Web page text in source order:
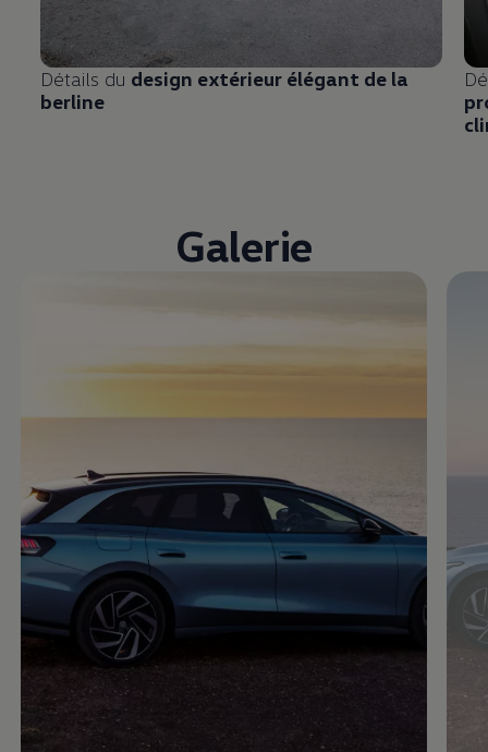
Détails du design extérieur élégant de la
berline
Galerie